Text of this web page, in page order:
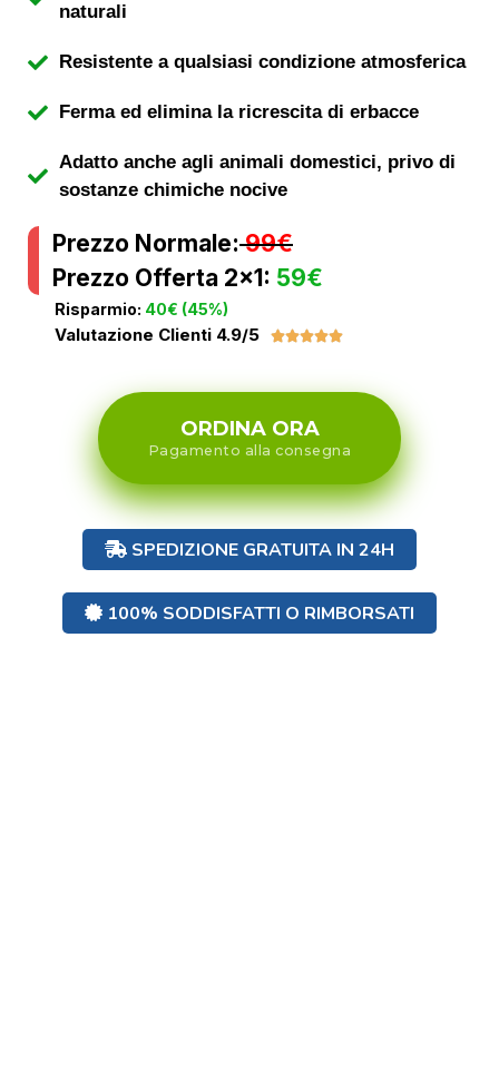
naturali
Resistente a qualsiasi condizione atmosferica
Ferma ed elimina la ricrescita di erbacce
Adatto anche agli animali domestici, privo di
sostanze chimiche nocive
Prezzo Normale:99€
Prezzo Offerta 2×1: 59€
Risparmio: 40€ (45%)
Valutazione Clienti 4.9/5 
ORDINA ORA
Pagamento alla consegna
SPEDIZIONE GRATUITA IN 24H
100% SODDISFATTI O RIMBORSATI